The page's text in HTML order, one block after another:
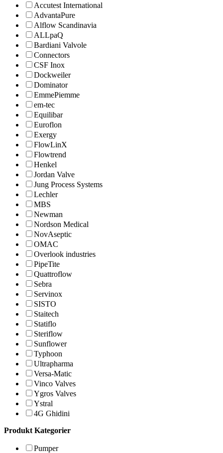
Accutest International
AdvantaPure
Alflow Scandinavia
ALLpaQ
Bardiani Valvole
Connectors
CSF Inox
Dockweiler
Dominator
EmmePiemme
em-tec
Equilibar
Euroflon
Exergy
FlowLinX
Flowtrend
Henkel
Jordan Valve
Jung Process Systems
Lechler
MBS
Newman
Nordson Medical
NovAseptic
OMAC
Overlook industries
PipeTite
Quattroflow
Sebra
Servinox
SISTO
Staitech
Statiflo
Steriflow
Sunflower
Typhoon
Ultrapharma
Versa-Matic
Vinco Valves
Ygros Valves
Ystral
4G Ghidini
Produkt Kategorier
Pumper